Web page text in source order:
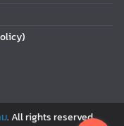
. All rights reserved.